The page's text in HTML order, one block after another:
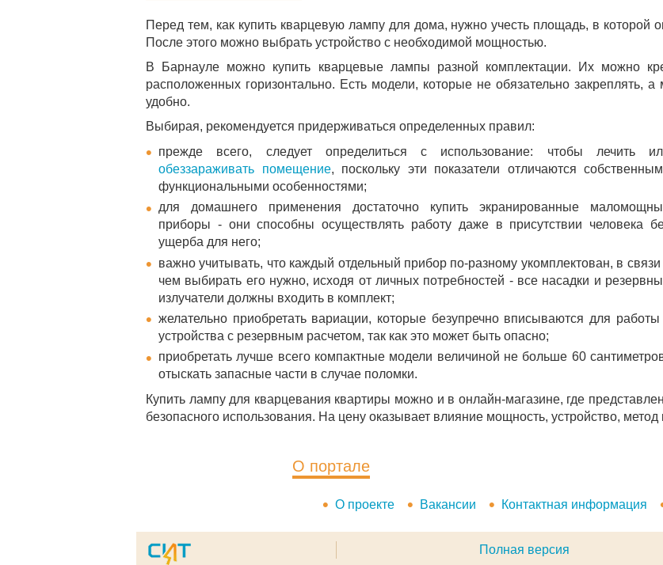
Перед тем, как купить кварцевую лампу для дома, нужно учесть площадь, в которой
После этого можно выбрать устройство с необходимой мощностью.
В Барнауле можно купить кварцевые лампы разной комплектации. Их можно
расположенных горизонтально. Есть модели, которые не обязательно закреплять,
удобно.
Выбирая, рекомендуется придерживаться определенных правил:
прежде всего, следует определиться с использование: чтобы лечить
обеззараживать помещение, поскольку эти показатели отличаются
функциональными особенностями;
для домашнего применения достаточно купить экранированные
приборы - они способны осуществлять работу даже в присутствии человека
ущерба для него;
важно учитывать, что каждый отдельный прибор по-разному укомплектован, в связи
чем выбирать его нужно, исходя от личных потребностей - все насадки и
излучатели должны входить в комплект;
желательно приобретать вариации, которые безупречно вписываются для
устройства с резервным расчетом, так как это может быть опасно;
приобретать лучше всего компактные модели величиной не больше 60
отыскать запасные части в случае поломки.
Купить лампу для кварцевания квартиры можно и в онлайн-магазине, где
безопасного использования. На цену оказывает влияние мощность, устройство, метод
О портале
О проекте Вакансии Контактная информация
Полная версия